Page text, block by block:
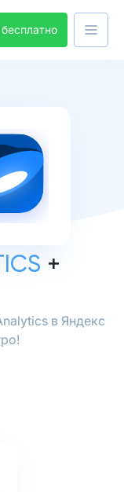
+
в Яндекс